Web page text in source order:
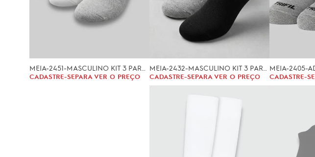
CADASTRE-SEPARA VER O PREÇO CADASTRE-SEPARA VER O PREÇO CADASTRE-SE